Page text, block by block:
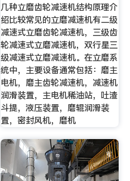
几种立磨齿轮减速机结构原理介
绍比较常见的立磨减速机有二级
减速式立磨齿轮减速机，三级齿
轮减速式立磨减速机，双行星三
级减速式立磨减速机。在立磨系
统中，主要设备通常包括：磨主
电机，磨主齿轮减速机，减速机
润滑装置，主电机稀油站，吐渣
斗提，液压装置，磨辊润滑装
置，密封风机，磨机